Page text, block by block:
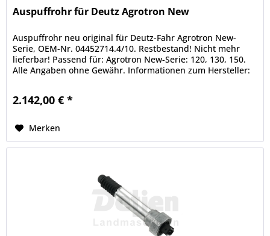
Auspuffrohr für Deutz Agrotron New
Auspuffrohr neu original für Deutz-Fahr Agrotron New-
Serie, OEM-Nr. 04452714.4/10. Restbestand! Nicht mehr
lieferbar! Passend für: Agrotron New-Serie: 120, 130, 150.
Alle Angaben ohne Gewähr. Informationen zum Hersteller:
2.142,00 € *
Merken